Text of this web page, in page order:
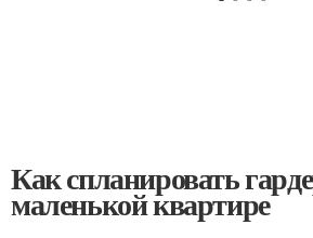
Как спланировать
маленькой квартире